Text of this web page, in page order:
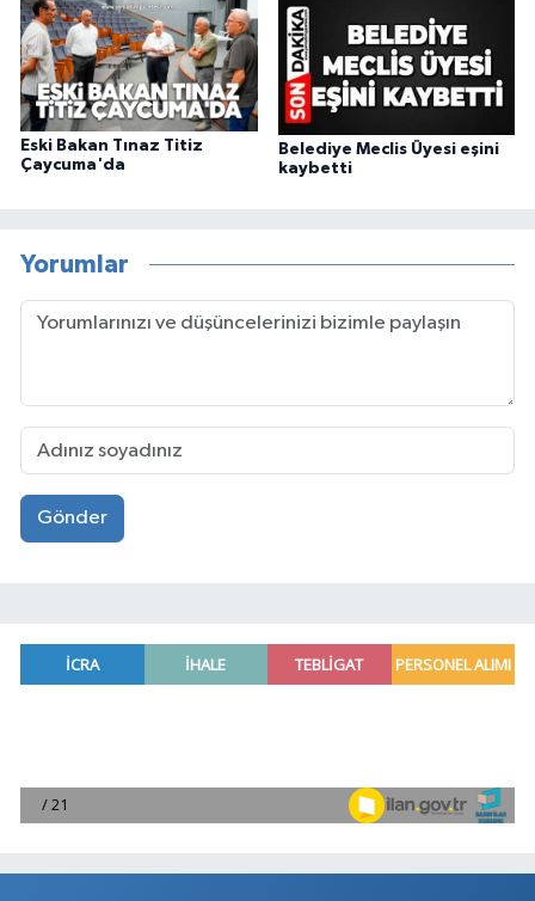
Eski Bakan Tınaz Titiz
Çaycuma'da
Belediye Meclis Üyesi eşini
kaybetti
Yorumlar
Gönder